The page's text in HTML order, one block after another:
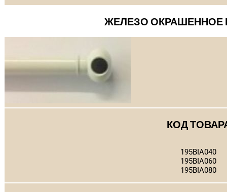
ЖЕЛЕЗО ОКРАШЕННОЕ
КОД
195BIA040
195BIA060
195BIA080